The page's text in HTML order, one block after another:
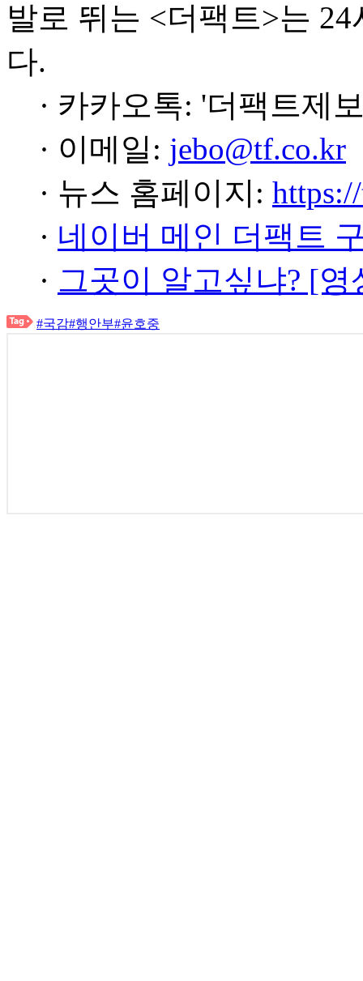
발로 뛰는 <더팩트>는
다.
· 카카오톡: '더팩트제
· 이메일: jebo@tf.co.kr
· 뉴스 홈페이지:
· 네이버 메인 더팩트
· 그곳이 알고싶냐? [
#국감#행안부#윤호중